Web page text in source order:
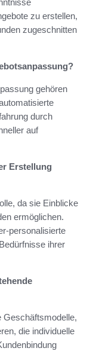
zu erstellen,
zugeschnitten
gehören
durch
auf
Erstellung
da sie Einblicke
ermöglichen.
personalisierte
ihrer
Geschäftsmodelle,
die individuelle